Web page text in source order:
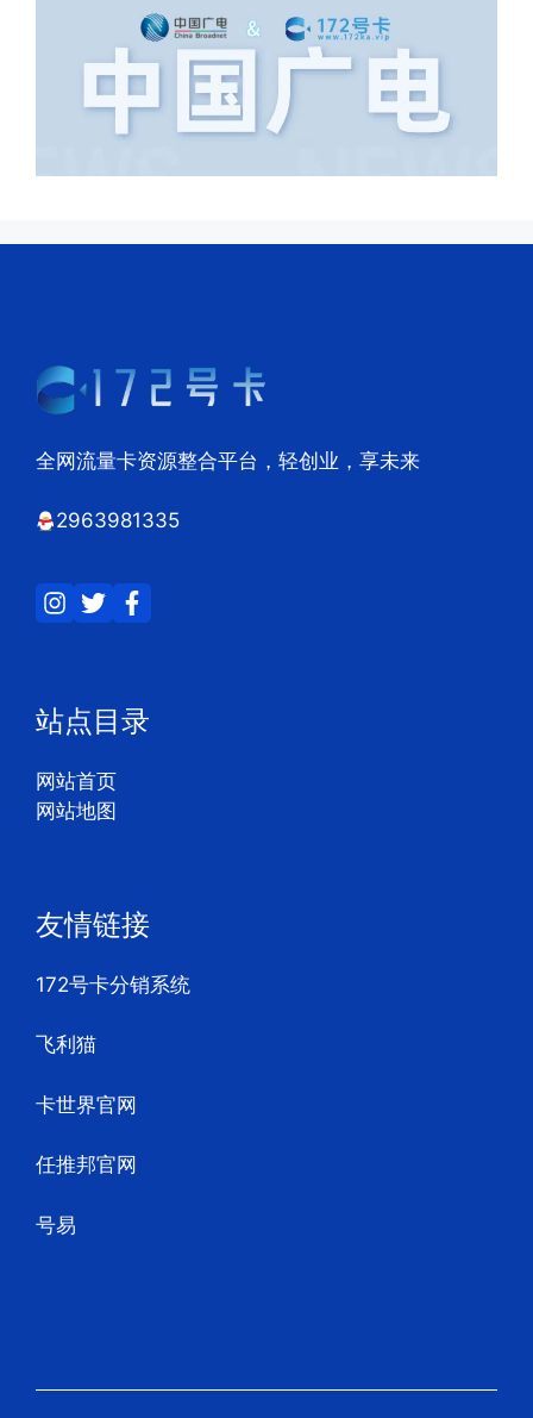
全网流量卡资源整合平台，轻创业，享未来
2963981335
站点目录
网站首页
网站地图
友情链接
172号卡分销系统
飞利猫
卡世界官网
任推邦官网
号易